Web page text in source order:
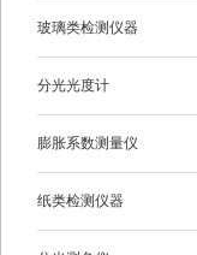
玻璃类检测仪器
分光光度计
膨胀系数测量仪
纸类检测仪器